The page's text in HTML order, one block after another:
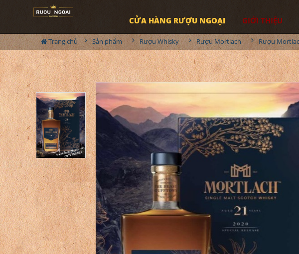
CỬA HÀNG RƯỢU NGOẠI GIỚI THIỆU
Trang chủ Sản phẩm Rượu Whisky Rượu Mortlach